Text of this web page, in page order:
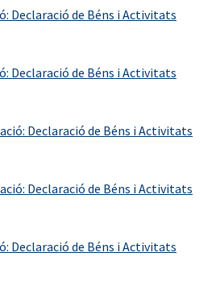
Declaració de Béns i Activitats
Declaració de Béns i Activitats
Declaració de Béns i Activitats
Declaració de Béns i Activitats
Declaració de Béns i Activitats